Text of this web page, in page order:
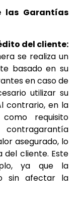
las Garantías
del cliente:
se realiza un
basado en su
en caso de
utilizar su
contrario, en la
requisito
asegurado, lo
del cliente. Este
ya que la
sin afectar la